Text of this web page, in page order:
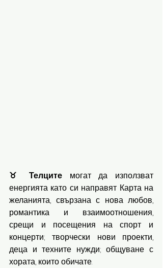
♉️ Телците могат да използват
енергията като си направят Карта на
желанията, свързана с нова любов,
романтика и взаимоотношения,
срещи и посещения на спорт и
концерти; творчески нови проекти,
деца и техните нужди; общуване с
хората, които обичате.